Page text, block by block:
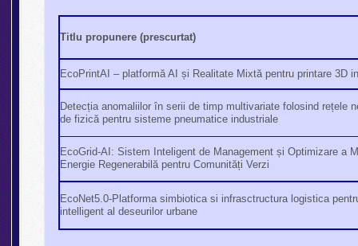
Titlu propunere (prescurtat)
EcoPrintAI – platformă AI și Realitate Mixtă pentru printare 3D
Detecția anomaliilor în serii de timp multivariate folosind rețele
de fizică pentru sisteme pneumatice industriale
EcoGrid-AI: Sistem Inteligent de Management și Optimizare a
Energie Regenerabilă pentru Comunități Verzi
EcoNet5.0-Platforma simbiotica si infrasctructura logistica
intelligent al deseurilor urbane